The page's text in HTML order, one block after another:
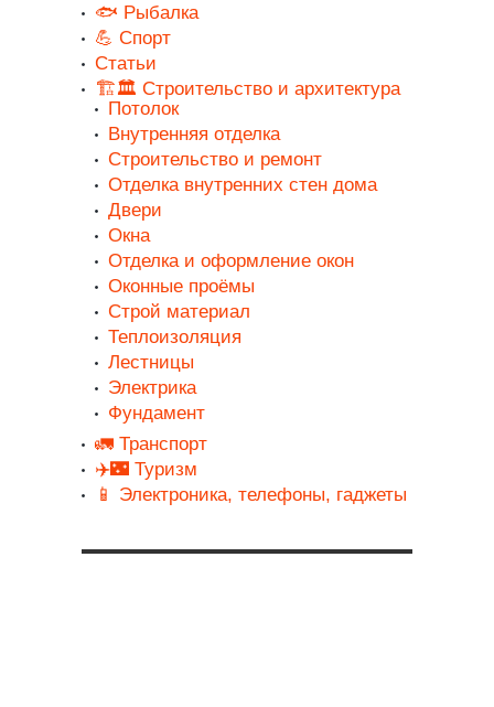
🐟 Рыбалка
💪 Спорт
Статьи
🏗️🏛️ Строительство и архитектура
Потолок
Внутренняя отделка
Строительство и ремонт
Отделка внутренних стен дома
Двери
Окна
Отделка и оформление окон
Оконные проёмы
Строй материал
Теплоизоляция
Лестницы
Электрика
Фундамент
🚛 Транспорт
✈️🌃 Туризм
📱 Электроника, телефоны, гаджеты